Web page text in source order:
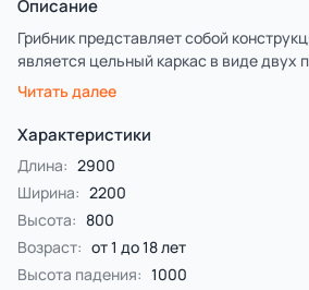
Описание
Грибник представляет собой
является цельный каркас в виде двух
диаметра, большая (диа-метром 1350
головой грибника. Каркас изготовлен
слоем цветной искусственной
грибника выполнены в виде столбиков
которой является бетонная модель, по
покрытая слоем цветной
крошкой. Руки грибника выполнены в
Читать далее
Характеристики
Длина: 2900
Ширина: 2200
Высота: 800
Возраст: от 1 до 18 лет
Высота падения: 1000